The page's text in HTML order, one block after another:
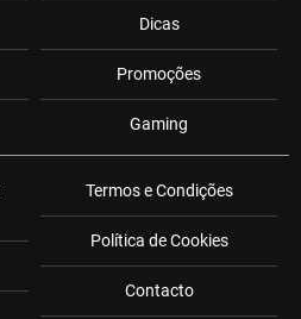
Dicas
Promoções
Gaming
Termos e Condições
Política de Cookies
Contacto